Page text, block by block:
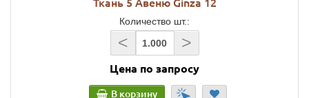
Ткань 5 Авеню Ginza 12
Количество шт.:
< >
Цена по запросу
В корзину